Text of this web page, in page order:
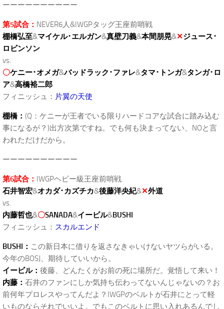
ーーーーーーーーーー
第5試合： NEVER6人&IWGPタッグ王座前哨戦
棚橋弘至&マイケル･エルガン&真壁刀義&本間朋晃&✕ジュース･
ロビンソン
vs.
〇ケニー･オメガ&バッドラック･ファレ&タマ･トンガ&タンガ･ロ
ア&高橋裕二郎
フィニッシュ： 片翼の天使
棚橋： (Q：ケニーが王者でいる限りハードコアな試合に踏み込む
事になるが？)出方次第ですね。でも何も決まってない、NOと言
われただけだから。
ーーーーーーーーーー
第6試合： IWGPヘビー級王座前哨戦
石井智宏&オカダ･カズチカ&後藤洋央紀&✕外道
vs.
内藤哲也&〇SANADA&イービル&BUSHI
フィニッシュ： スカルエンド
BUSHI： この新日本に借りを返さなきゃいけないヤツらがいる。
今年のBOSJ、期待していいから。
イービル： 後藤、どんたくがお前の死に場所だ。覚悟して来い！
内藤： 石井のファンにしか気持ち伝わってないんじゃないの？お
前何年プロレスやってんだよ？IWGPのベルトが石井にとって軽
いものならそれでいいよ。でもこのベルトに思い入れあるんでし